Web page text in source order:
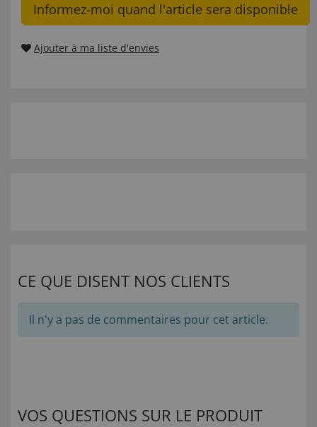
Informez-moi quand l'article sera disponible
Ajouter à ma liste d'envies
CE QUE DISENT NOS CLIENTS
Il n'y a pas de commentaires pour cet article.
VOS QUESTIONS SUR LE PRODUIT